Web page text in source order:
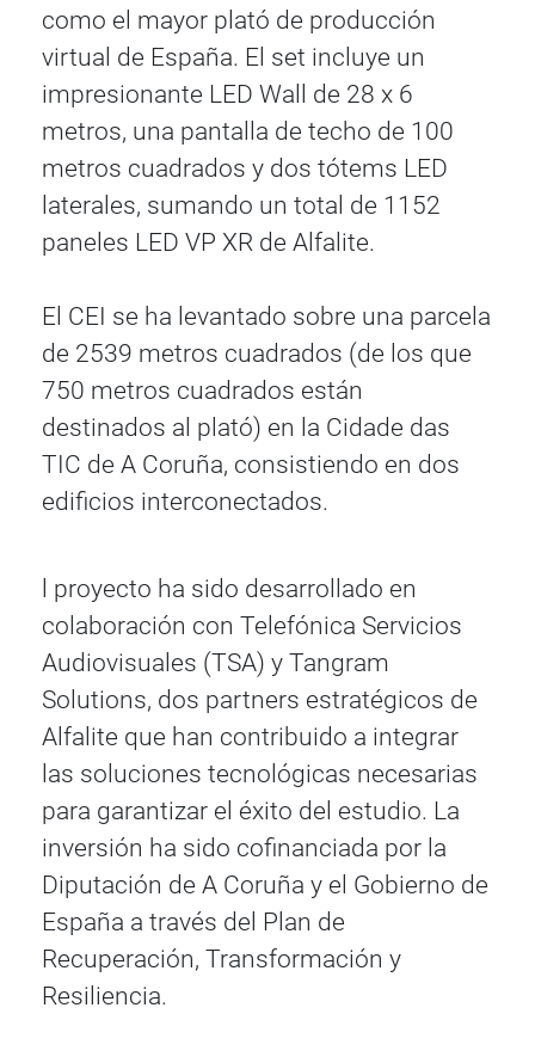
como el mayor plató de producción
virtual de España. El set incluye un
impresionante LED Wall de 28 x 6
metros, una pantalla de techo de 100
metros cuadrados y dos tótems LED
laterales, sumando un total de 1152
paneles LED VP XR de Alfalite.
El CEI se ha levantado sobre una parcela
de 2539 metros cuadrados (de los que
750 metros cuadrados están
destinados al plató) en la Cidade das
TIC de A Coruña, consistiendo en dos
edificios interconectados.
l proyecto ha sido desarrollado en
colaboración con Telefónica Servicios
Audiovisuales (TSA) y Tangram
Solutions, dos partners estratégicos de
Alfalite que han contribuido a integrar
las soluciones tecnológicas necesarias
para garantizar el éxito del estudio. La
inversión ha sido cofinanciada por la
Diputación de A Coruña y el Gobierno de
España a través del Plan de
Recuperación, Transformación y
Resiliencia.